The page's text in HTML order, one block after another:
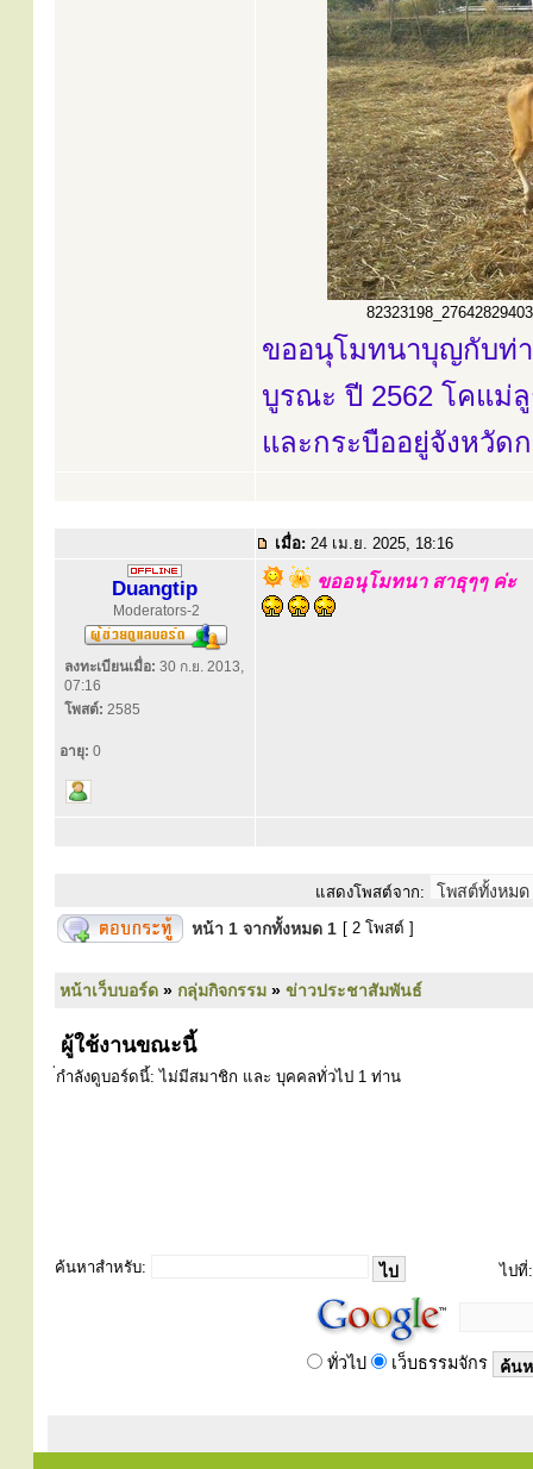
ขออนุโมทนาบุญกับท่
บูรณะ ปี 2562 โคแม่
และกระบืออยู่จังหวัด
เมื่อ: 24 เม.ย. 2025, 18:16
Duangtip
Moderators-2
ลงทะเบียนเมื่อ: 30 ก.ย. 2013,
07:16
โพสต์: 2585
อายุ: 0
ขออนุโมทนา สาธุๆๆ ค่ะ
แสดงโพสต์จาก:
หน้า 1 จากทั้งหมด 1 [ 2 โพสต์ ]
หน้าเว็บบอร์ด » กลุ่มกิจกรรม » ข่าวประชาสัมพันธ์
ผู้ใช้งานขณะนี้
่กำลังดูบอร์ดนี้: ไม่มีสมาชิก และ บุคคลทั่วไป 1 ท่าน
ค้นหาสำหรับ: ไปที่:
ทั่วไป เว็บธรรมจักร